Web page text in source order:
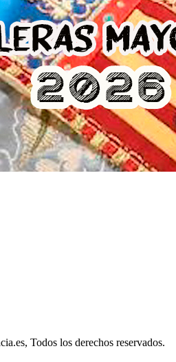
Todos los derechos reservados.